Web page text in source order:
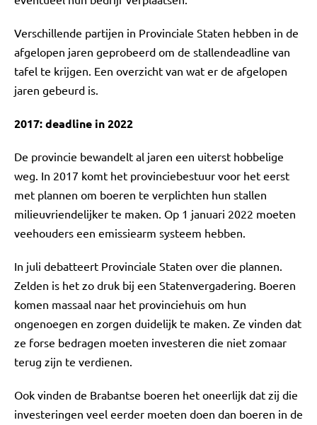
Verschillende partijen in Provinciale Staten hebben in de
afgelopen jaren geprobeerd om de stallendeadline van
tafel te krijgen. Een overzicht van wat er de afgelopen
jaren gebeurd is.
2017: deadline in 2022
De provincie bewandelt al jaren een uiterst hobbelige
weg. In 2017 komt het provinciebestuur voor het eerst
met plannen om boeren te verplichten hun stallen
milieuvriendelijker te maken. Op 1 januari 2022 moeten
veehouders een emissiearm systeem hebben.
In juli debatteert Provinciale Staten over die plannen.
Zelden is het zo druk bij een Statenvergadering. Boeren
komen massaal naar het provinciehuis om hun
ongenoegen en zorgen duidelijk te maken. Ze vinden dat
ze forse bedragen moeten investeren die niet zomaar
terug zijn te verdienen.
Ook vinden de Brabantse boeren het oneerlijk dat zij die
investeringen veel eerder moeten doen dan boeren in de